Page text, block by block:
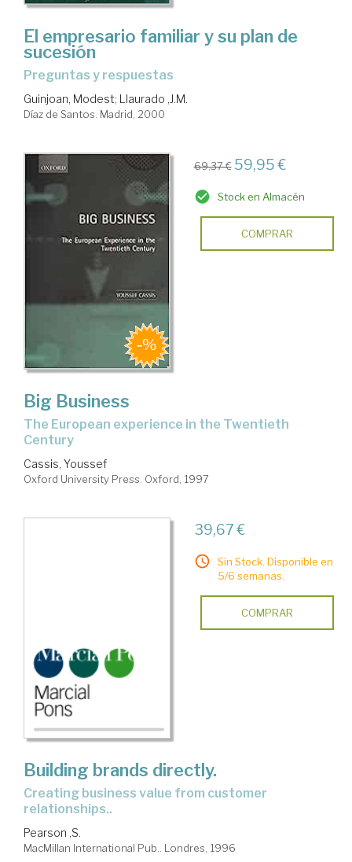
El empresario familiar y su plan de
sucesión
preguntas y respuestas
Guinjoan, Modest; Llaurado ,J.M.
Díaz de Santos. Madrid, 2000
69,37 € 59,95 €
Stock en Almacén
COMPRAR
Big Business
The European experience in the Twentieth
Century
Cassis, Youssef
Oxford University Press. Oxford, 1997
39,67 €
Sin Stock. Disponible en
5/6 semanas.
COMPRAR
Building brands directly.
Creating business value from customer
relationships..
Pearson ,S.
MacMillan International Pub.. Londres, 1996